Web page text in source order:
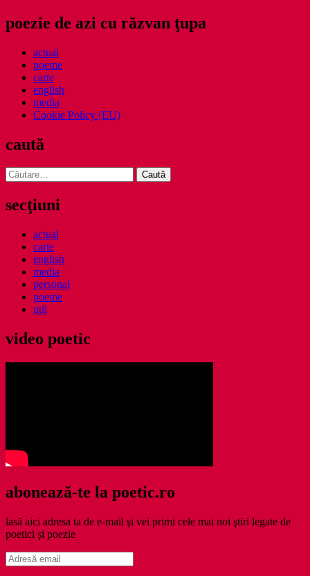
poezie de azi cu răzvan ţupa
actual
poeme
carte
english
media
Cookie Policy (EU)
caută
Caută
după:
secţiuni
actual
carte
english
media
personal
poeme
util
video poetic
abonează-te la poetic.ro
lasă aici adresa ta de e-mail şi vei primi cele mai noi ştiri legate de
poetici şi poezie
Adresă
email